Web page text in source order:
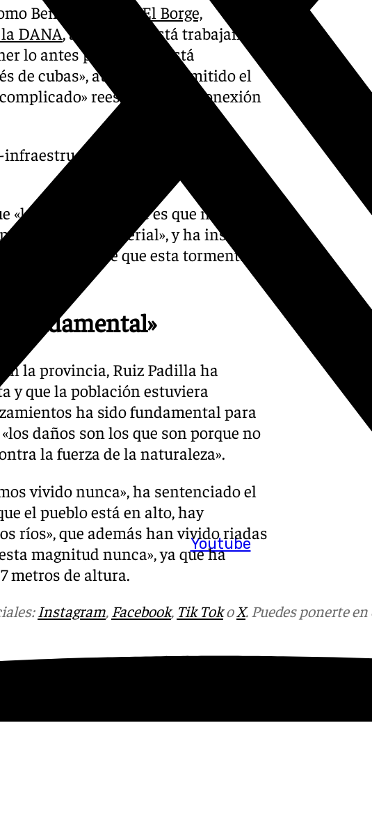
Youtube
Benamargosa oEl Borge,
DANA, aunque «se está trabajando
lo antes posible. «Se está
de cubas», aunque, ha admitido el
reestablecer la conexión
infraestructuras-hidricas-de-la-
«lo más importante es que no
allá de lo material», y ha insistido
al día desde que esta tormenta
fundamental»
la provincia, Ruiz Padilla ha
y que la población estuviera
ha sido fundamental para
daños son los que son porque no
la fuerza de la naturaleza».
vivido nunca», ha sentenciado el
el pueblo está en alto, hay
ríos», que además han vivido riadas
magnitud nunca», ya que ha
metros de altura.
Instagram, Facebook, Tik TokoX. Puedes ponerte